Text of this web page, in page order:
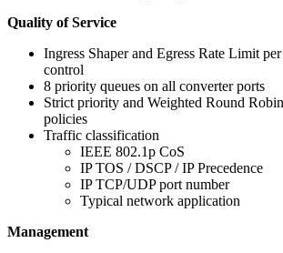
Quality of Service
Ingress Shaper and Egress Rate Limit
control
8 priority queues on all converter ports
Strict priority and Weighted Round
policies
Traffic classification
IEEE 802.1p CoS
IP TOS / DSCP / IP Precedence
IP TCP/UDP port number
Typical network application
Management